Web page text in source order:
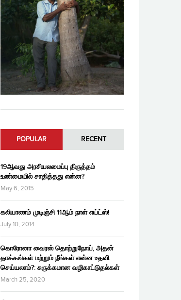
POPULAR RECENT
19ஆவது அரசியலமைப்பு திருத்தம்
உண்மையில் சாதித்தது என்ன?
May 6, 2015
கலியாணம் முடிஞ்சி 11ஆம் நாள் எய்ட்ஸ்!
July 10, 2014
கொரோனா வைரஸ் தொற்றுநோய், அதன்
தாக்கங்கள் மற்றும் நீங்கள் என்ன உதவி
செய்யலாம்?: சுருக்கமான வழிகாட்டுதல்கள்
March 25, 2020